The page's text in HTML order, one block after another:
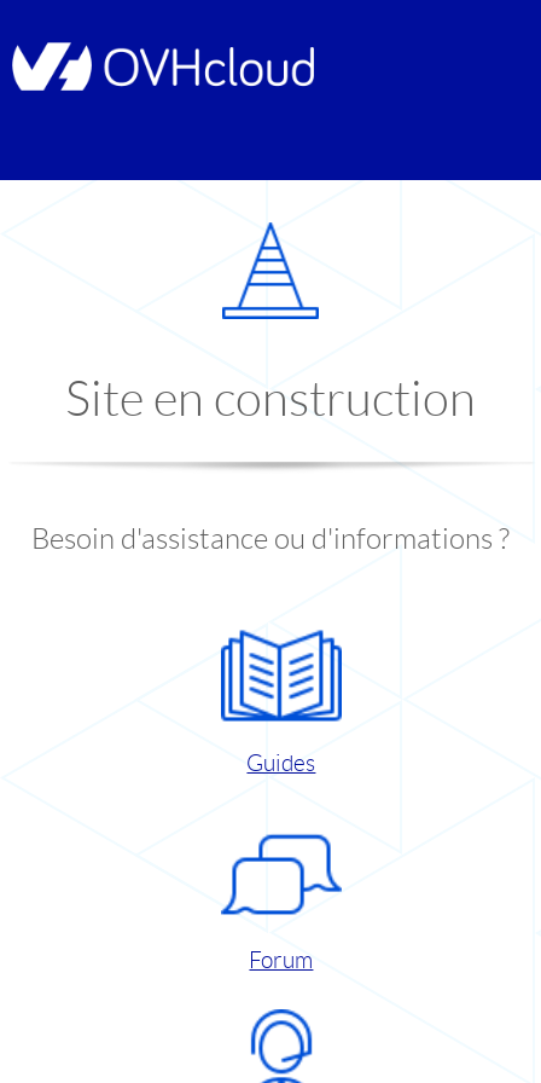
Site en construction
Besoin d'assistance ou d'informations ?
Guides
Forum